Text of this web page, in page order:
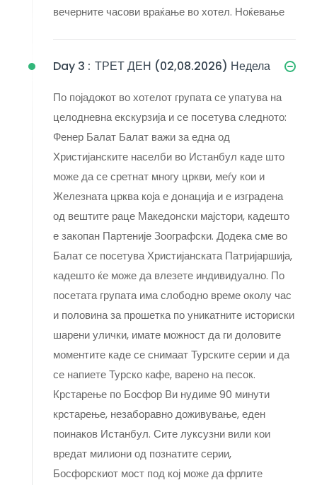
вечерните часови враќање во хотел. Ноќевање
Day 3 : ТРЕТ ДЕН (02,08.2026) Недела
По појадокот во хотелот групата се упатува на
целодневна екскурзија и се посетува следното:
Фенер Балат Балат важи за една од
Христијанските населби во Истанбул каде што
може да се сретнат многу цркви, меѓу кои и
Железната црква која е донација и е изградена
од вештите раце Македонски мајстори, кадешто
е закопан Партеније Зоографски. Додека сме во
Балат се посетува Христијанската Патријаршија,
кадешто ќе може да влезете индивидуално. По
посетата групата има слободно време околу час
и половина за прошетка по уникатните историски
шарени улички, имате можност да ги доловите
моментите каде се снимаат Турските серии и да
се напиете Турско кафе, варено на песок.
Крстарење по Босфор Ви нудиме 90 минути
крстарење, незаборавно доживување, еден
поинаков Истанбул. Сите луксузни вили кои
вредат милиони од познатите серии,
Босфорскиот мост под кој може да фрлите